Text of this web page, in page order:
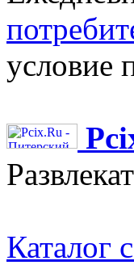
условие
Каталог